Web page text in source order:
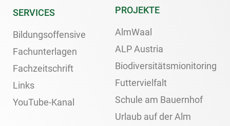
SERVICES
Bildungsoffensive
Fachunterlagen
Fachzeitschrift
Links
YouTube-Kanal
PROJEKTE
AlmWaal
ALP Austria
Biodiversitätsmionitoring
Futtervielfalt
Schule am Bauernhof
Urlaub auf der Alm